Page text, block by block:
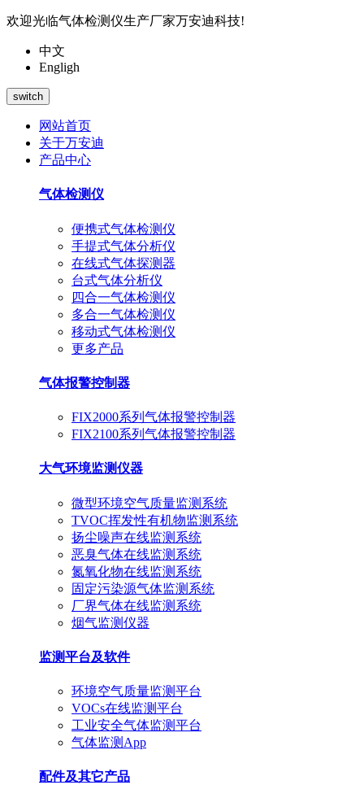
欢迎光临气体检测仪生产厂家万安迪科技!
中文
Engligh
switch
网站首页
关于万安迪
产品中心
气体检测仪
便携式气体检测仪
手提式气体分析仪
在线式气体探测器
台式气体分析仪
四合一气体检测仪
多合一气体检测仪
移动式气体检测仪
更多产品
气体报警控制器
FIX2000系列气体报警控制器
FIX2100系列气体报警控制器
大气环境监测仪器
微型环境空气质量监测系统
TVOC挥发性有机物监测系统
扬尘噪声在线监测系统
恶臭气体在线监测系统
氮氧化物在线监测系统
固定污染源气体监测系统
厂界气体在线监测系统
烟气监测仪器
监测平台及软件
环境空气质量监测平台
VOCs在线监测平台
工业安全气体监测平台
气体监测App
配件及其它产品